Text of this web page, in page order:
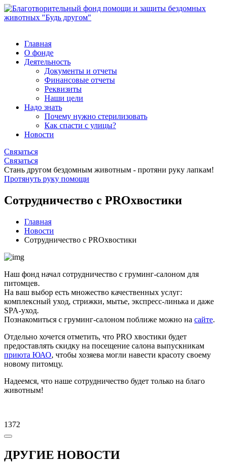
Главная
О фонде
Деятельность
Документы и отчеты
Финансовые отчеты
Реквизиты
Наши цели
Надо знать
Почему нужно стерилизовать
Как спасти с улицы?
Новости
Связаться
Связаться
Стань другом бездомным животным - протяни руку лапкам!
Протянуть руку помощи
Сотрудничество с PROхвостики
Главная
Новости
Сотрудничество с PROхвостики
Наш фонд начал сотрудничество с груминг-салоном для
питомцев.
На ваш выбор есть множество качественных услуг:
комплексный уход, стрижки, мытье, экспресс-линька и даже
SPA-уход.
Познакомиться с груминг-салоном поближе можно на сайте.
Отдельно хочется отметить, что PRO хвостики будет
предоставлять скидку на посещение салона выпускникам
приюта ЮАО, чтобы хозяева могли навести красоту своему
новому питомцу.
Надеемся, что наше сотрудничество будет только на благо
животным!
1372
ДРУГИЕ НОВОСТИ